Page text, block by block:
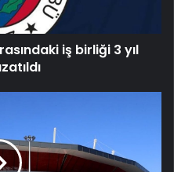
iş birliği 3 yıl